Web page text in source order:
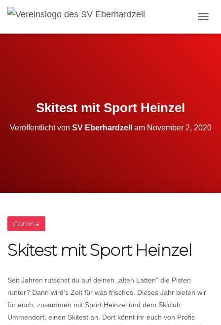
Skitest mit Sport Heinzel
Veröffentlicht von SV Eberhardzell am November 2, 2020
Corona
Skitest mit Sport Heinzel
Seit Jahren rutschst du auf deinen „alten Latten“ die Pisten
runter? Dann wird’s Zeit für was frisches. Dieses Jahr bieten wir
für euch, zusammen mit Sport Heinzel und dem Skiclub
Ummendorf, einen Skitest an. Dort könnt ihr euch von Profis